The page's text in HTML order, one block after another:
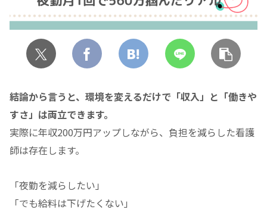
結論から言うと、環境を変えるだけで「収入」と「働きや
すさ」は両立できます。
実際に年収200万円アップしながら、負担を減らした看護
師は存在します。
「夜勤を減らしたい」
「でも給料は下げたくない」